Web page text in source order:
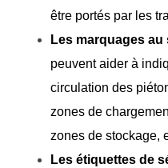
être portés par les
Les marquages au
peuvent aider à
circulation des
zones de
zones de stockage,
Les étiquettes de